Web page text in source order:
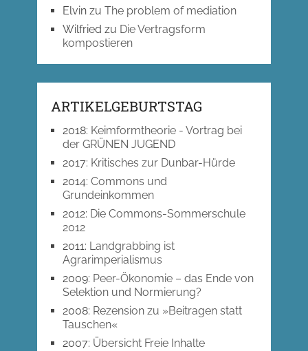
Elvinzu The problem of mediation
Wilfried zu Die Vertragsform
kompostieren
ARTIKELGEBURTSTAG
2018: Keimformtheorie - Vortrag bei
der GRÜNEN JUGEND
2017: Kritisches zur Dunbar-Hürde
2014: Commons und
Grundeinkommen
2012: Die Commons-Sommerschule
2012
2011: Landgrabbing ist
Agrarimperialismus
2009: Peer-Ökonomie – das Ende von
Selektion und Normierung?
2008: Rezension zu »Beitragen statt
Tauschen«
2007: Übersicht Freie Inhalte